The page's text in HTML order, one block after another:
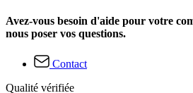
Avez-vous besoin d'aide pour votre
nous poser vos questions.
Contact
Qualité vérifiée